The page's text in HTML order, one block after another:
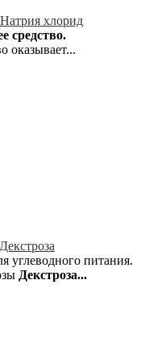
Натрия хлорид
средство.
оказывает...
Декстроза
углеводного питания.
Декстроза...